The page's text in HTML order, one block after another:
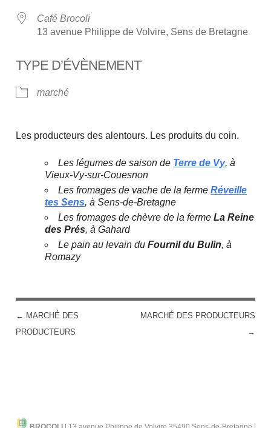
Café Brocoli
13 avenue Philippe de Volvire, Sens de Bretagne
TYPE D’ÉVÈNEMENT
marché
Les producteurs des alentours. Les produits du coin.
Les légumes de saison de Terre de Vy, à
Vieux-Vy-sur-Couesnon
Les fromages de vache de la fermeRéveille
tes Sens, à Sens-de-Bretagne
Les fromages de chèvre de la fermeLa Reine
des Prés, à Gahard
Le pain au levain duFournil du Bulin, à
Romazy
POST NAVIGATION
← MARCHÉ DES
PRODUCTEURS
MARCHÉ DES PRODUCTEURS
→